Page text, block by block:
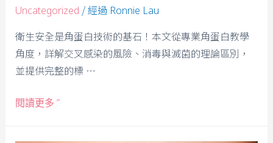
Uncategorized / 經過 Ronnie Lau
衛生安全是角蛋白技術的基石！本文從專業角蛋白教學
角度，詳解交叉感染的風險、消毒與滅菌的理論區別，
並提供完整的標 …
閱讀更多 ”